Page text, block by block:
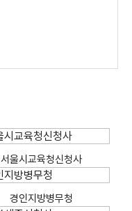
서울시교육청신청사
경인지방병무청